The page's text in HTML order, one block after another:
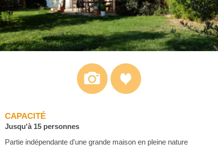
CAPACITÉ
Jusqu'à 15 personnes
Partie indépendante d'une grande maison en pleine nature